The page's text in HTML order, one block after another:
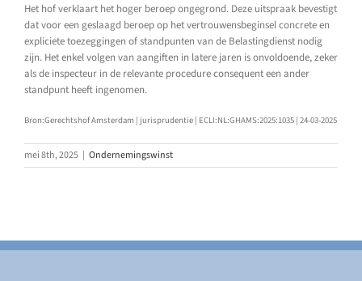
Het hof verklaart het hoger beroep ongegrond. Deze uitspraak bevestigt
dat voor een geslaagd beroep op het vertrouwensbeginsel concrete en
expliciete toezeggingen of standpunten van de Belastingdienst nodig
zijn. Het enkel volgen van aangiften in latere jaren is onvoldoende, zeker
als de inspecteur in de relevante procedure consequent een ander
standpunt heeft ingenomen.
Bron:Gerechtshof Amsterdam | jurisprudentie | ECLI:NL:GHAMS:2025:1035 | 24-03-2025
mei 8th, 2025 | Ondernemingswinst